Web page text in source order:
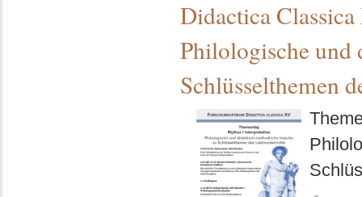
Didactica
Philologische und
Schlüsselthemen